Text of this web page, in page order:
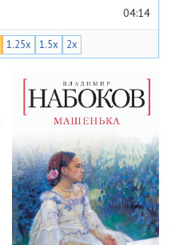
04:14
05:04
03:21
05:04
05:12
03:32
02:55
1.25x 1.5x 2x